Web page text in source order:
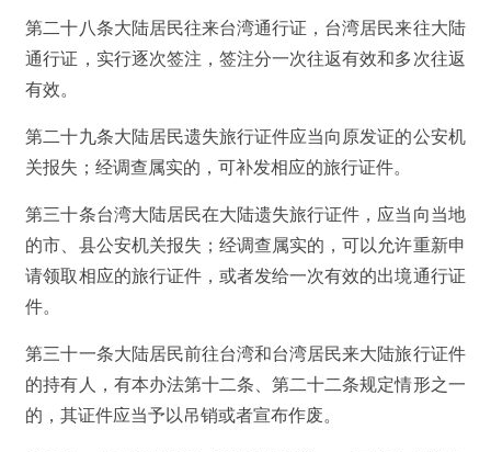
第二十八条大陆居民往来台湾通行证，台湾居民来往大陆
通行证，实行逐次签注，签注分一次往返有效和多次往返
有效。
第二十九条大陆居民遗失旅行证件应当向原发证的公安机
关报失；经调查属实的，可补发相应的旅行证件。
第三十条台湾大陆居民在大陆遗失旅行证件，应当向当地
的市、县公安机关报失；经调查属实的，可以允许重新申
请领取相应的旅行证件，或者发给一次有效的出境通行证
件。
第三十一条大陆居民前往台湾和台湾居民来大陆旅行证件
的持有人，有本办法第十二条、第二十二条规定情形之一
的，其证件应当予以吊销或者宣布作废。